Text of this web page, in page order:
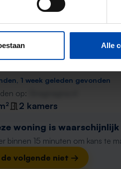
Alle
de volgende niet →
Hoofdstraat
1 week geleden gevonden
op:
2 kamers
woning is
binnen 15 minuten om kans te
de volgende niet →